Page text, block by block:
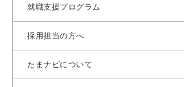
就職支援プログラム
採用担当の方へ
たまナビについて